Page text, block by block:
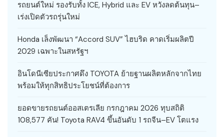
รถยนต์ใหม่ รองรับทั้ง ICE, Hybrid และ EV หวังลดต้นทุน–
เร่งเปิดตัวรถรุ่นใหม่
Honda เล็งพัฒนา “Accord SUV” ไฮบริด คาดเริ่มผลิตปี
2029 เฉพาะในสหรัฐฯ
อินโดนีเซียประกาศดึง TOYOTA ย้ายฐานผลิตหลักจากไทย
พร้อมให้ทุกสิทธิประโยชน์ที่ต้องการ
ยอดขายรถยนต์ออสเตรเลีย กรกฎาคม 2026 ทุบสถิติ
108,577 คัน! Toyota RAV4 ขึ้นอันดับ 1 รถจีน–EV โตแรง